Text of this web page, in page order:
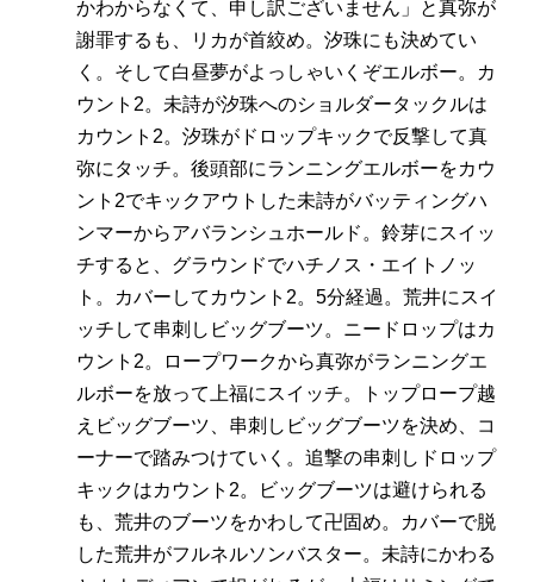
かわからなくて、申し訳ございません」と真弥が
謝罪するも、リカが首絞め。汐珠にも決めてい
く。そして白昼夢がよっしゃいくぞエルボー。カ
ウント2。未詩が汐珠へのショルダータックルは
カウント2。汐珠がドロップキックで反撃して真
弥にタッチ。後頭部にランニングエルボーをカウ
ント2でキックアウトした未詩がバッティングハ
ンマーからアバランシュホールド。鈴芽にスイッ
チすると、グラウンドでハチノス・エイトノッ
ト。カバーしてカウント2。5分経過。荒井にスイ
ッチして串刺しビッグブーツ。ニードロップはカ
ウント2。ロープワークから真弥がランニングエ
ルボーを放って上福にスイッチ。トップロープ越
えビッグブーツ、串刺しビッグブーツを決め、コ
ーナーで踏みつけていく。追撃の串刺しドロップ
キックはカウント2。ビッグブーツは避けられる
も、荒井のブーツをかわして卍固め。カバーで脱
した荒井がフルネルソンバスター。未詩にかわる